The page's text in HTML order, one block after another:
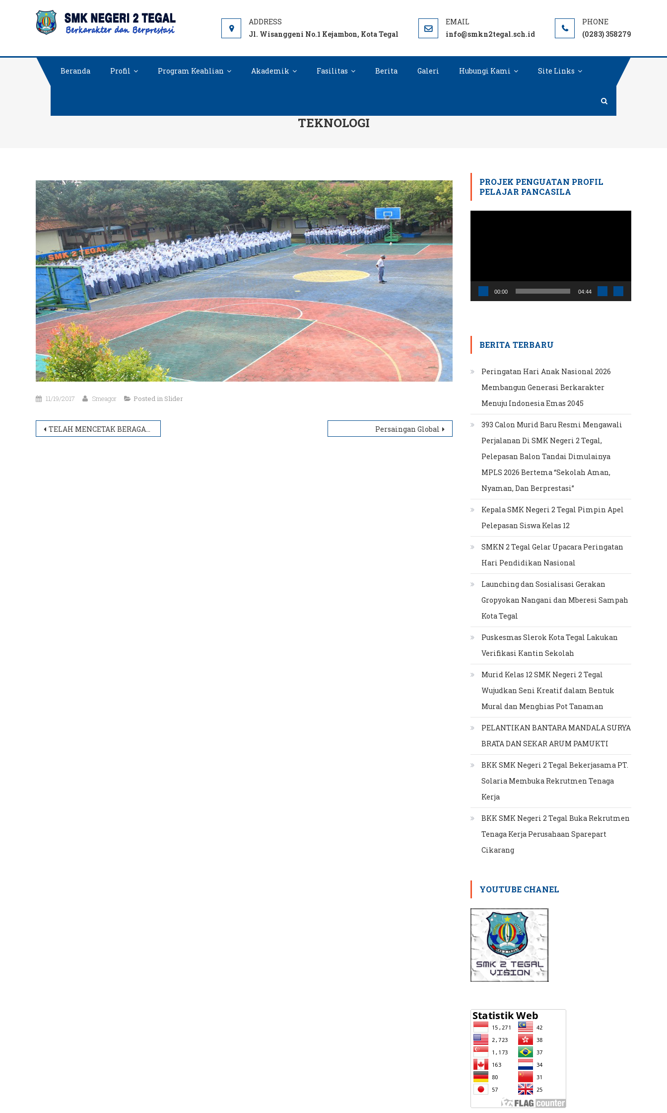
SMKN 2 TEGAL OFFICIAL SITE
Jl. Wisanggeni No.1 Kejambon, Kota Tegal info@smkn2tegal.sch.id (0283) 358279
Beranda Profil Program Keahlian Akademik Fasilitas Berita Galeri Hubungi Kami Site Links
TEKNOLOGI
11/19/2017 Smeagor Posted in Slider
Navigasi
TELAH MENCETAK BERAGAM PRESTASI DAN KEJUARAAN Persaingan Global
PROJEK PENGUATAN PROFIL
PELAJAR PANCASILA
00:00 04:44
BERITA TERBARU
Peringatan Hari Anak Nasional 2026
Membangun Generasi Berkarakter
Menuju Indonesia Emas 2045
393 Calon Murid Baru Resmi Mengawali
Perjalanan Di SMK Negeri 2 Tegal,
Pelepasan Balon Tandai Dimulainya
MPLS 2026 Bertema “Sekolah Aman,
Nyaman, Dan Berprestasi”
Kepala SMK Negeri 2 Tegal Pimpin Apel
Pelepasan Siswa Kelas 12
SMKN 2 Tegal Gelar Upacara Peringatan
Hari Pendidikan Nasional
Launching dan Sosialisasi Gerakan
Gropyokan Nangani dan Mberesi Sampah
Kota Tegal
Puskesmas Slerok Kota Tegal Lakukan
Verifikasi Kantin Sekolah
Murid Kelas 12 SMK Negeri 2 Tegal
Wujudkan Seni Kreatif dalam Bentuk
Mural dan Menghias Pot Tanaman
PELANTIKAN BANTARA MANDALA SURYA
BRATA DAN SEKAR ARUM PAMUKTI
BKK SMK Negeri 2 Tegal Bekerjasama PT.
Solaria Membuka Rekrutmen Tenaga
Kerja
BKK SMK Negeri 2 Tegal Buka Rekrutmen
Tenaga Kerja Perusahaan Sparepart
Cikarang
YOUTUBE CHANEL